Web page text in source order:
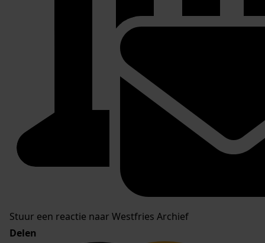
Stuur een reactie naar Westfries Archief
Delen